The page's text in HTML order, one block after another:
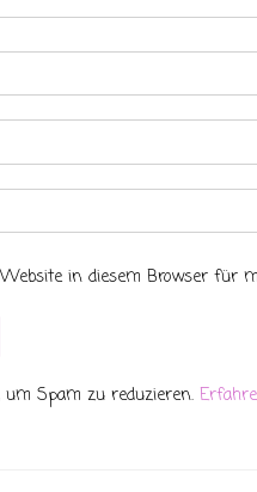
in diesem Browser für
Spam zu reduzieren.